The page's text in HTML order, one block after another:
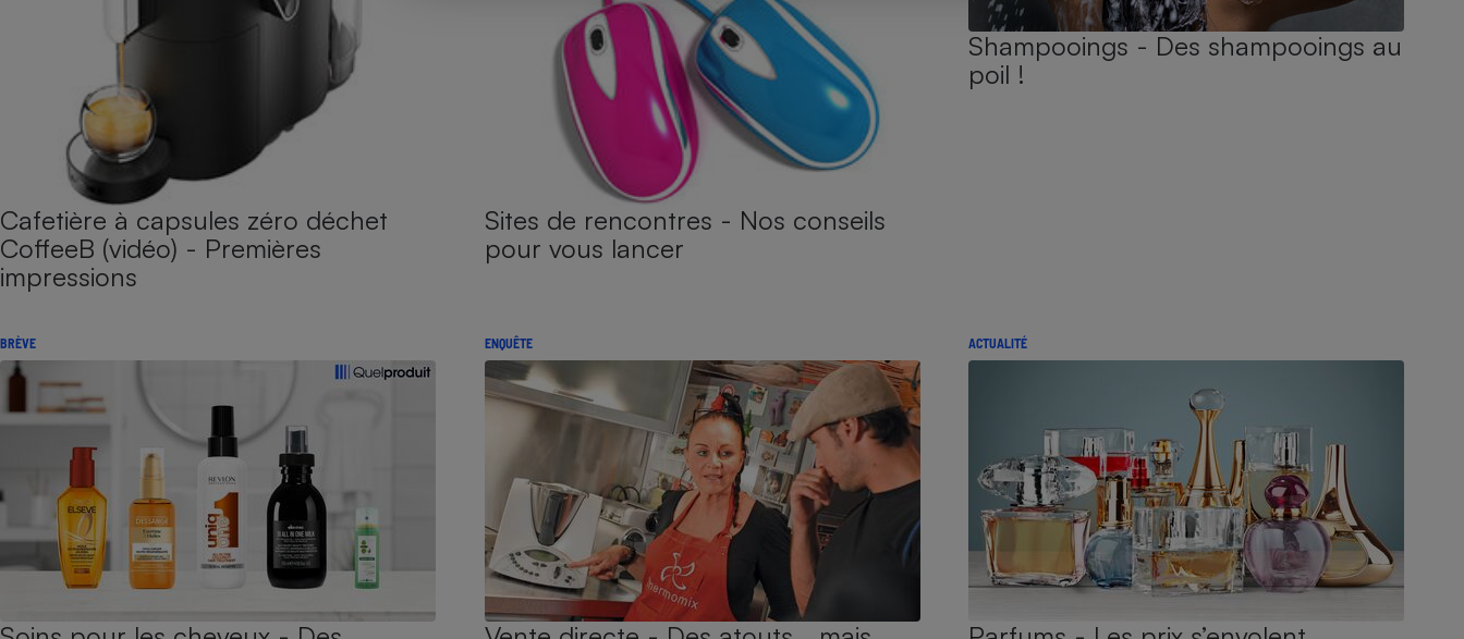
Cafetière à capsules zéro déchet
CoffeeB (vidéo) - Premières
impressions
Sites de rencontres - Nos conseils
pour vous lancer
Shampooings - Des shampooings au
poil !
BRÈVE ENQUÊTE ACTUALITÉ